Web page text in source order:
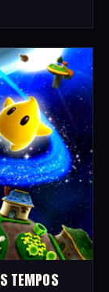
TEMPOS